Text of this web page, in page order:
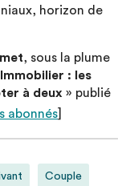
horizon de
, sous la plume
Immobilier : les
à deux » publié
abonnés
Couple